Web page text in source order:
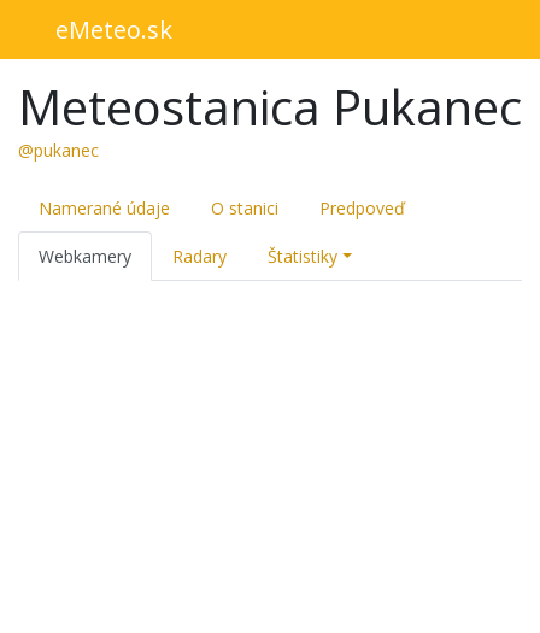
eMeteo.sk
Meteostanica Pukanec
@pukanec
Namerané údaje O stanici Predpoveď
Webkamery Radary Štatistiky